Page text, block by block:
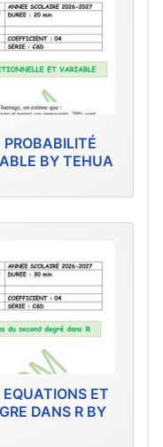
BY TEHUA
ET
DANS R BY